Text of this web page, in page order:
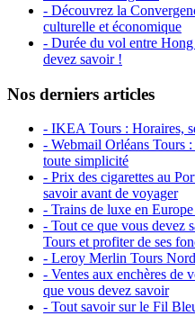
- Découvrez la
culturelle et économique
- Durée du vol entre
devez savoir !
Nos derniers articles
- IKEA Tours : Horaires,
- Webmail Orléans Tours :
toute simplicité
- Prix des cigarettes au
savoir avant de voyager
- Trains de luxe en
- Tout ce que vous devez
Tours et profiter de ses
- Leroy Merlin Tours Nord
- Ventes aux enchères de
que vous devez savoir
- Tout savoir sur le Fil